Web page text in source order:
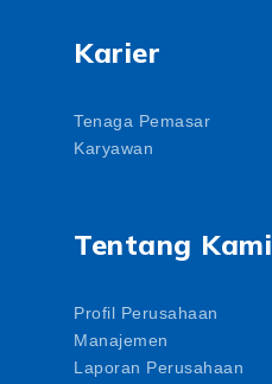
Karier
Tenaga Pemasar
Karyawan
Tentang Kami
Profil Perusahaan
Manajemen
Laporan Perusahaan